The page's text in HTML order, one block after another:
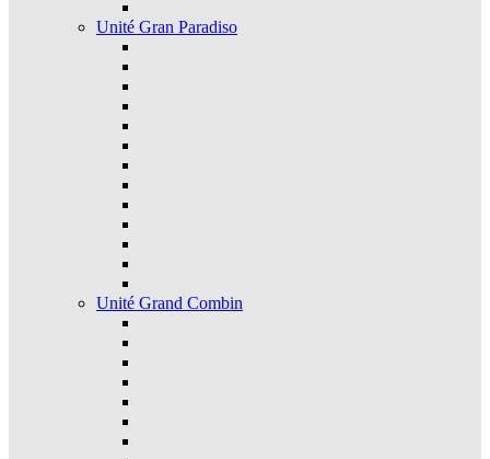
Unité Gran Paradiso
Unité Grand Combin